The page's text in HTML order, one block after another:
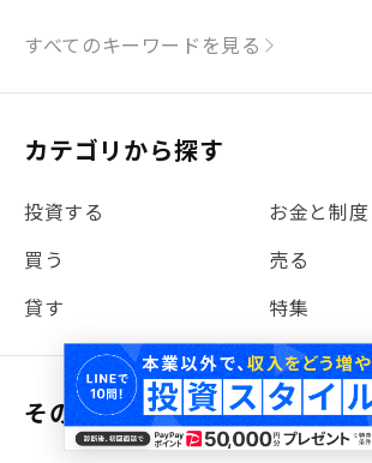
#シミュレーション #まちの住みやす
#REIT
#新型コロナ #ETF #固定資
#団体信用生命保険
#贈与税 #災害に
#書類
#リノシーチャン
#保険 #賃貸管理 #東京 #ワンルー
#不動産投資体験レポ #FX #JR山手
すべてのキーワードを見る
カテゴリから探す
投資する
お金と制度
買う
売る
貸す
特集
その他